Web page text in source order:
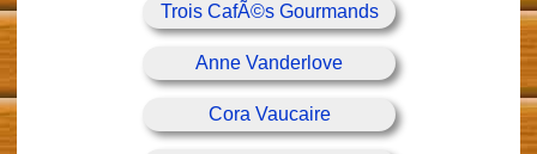
Trois CafÃ©s Gourmands
Anne Vanderlove
Cora Vaucaire